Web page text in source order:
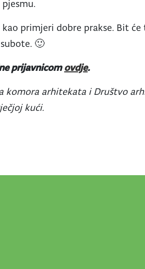
primjeri dobre prakse. Bit
🙂
prijavnicomovdje.
komora arhitekata i Društvo
kući.